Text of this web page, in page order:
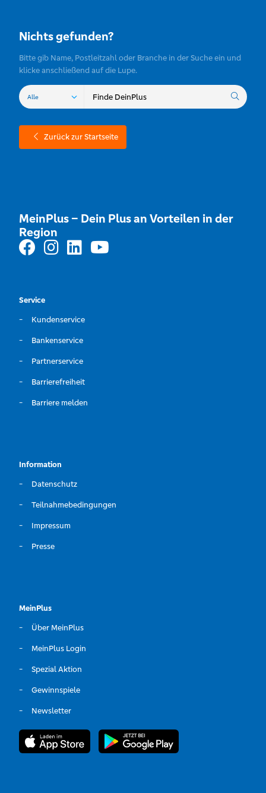
Nichts gefunden?
Bitte gib Name, Postleitzahl oder Branche in der Suche ein und
klicke anschließend auf die Lupe.
Zurück zur Startseite
MeinPlus – Dein Plus an Vorteilen in der
Region
Service
Kundenservice
Bankenservice
Partnerservice
Barrierefreiheit
Barriere melden
Information
Datenschutz
Teilnahmebedingungen
Impressum
Presse
MeinPlus
Über MeinPlus
MeinPlus Login
Spezial Aktion
Gewinnspiele
Newsletter